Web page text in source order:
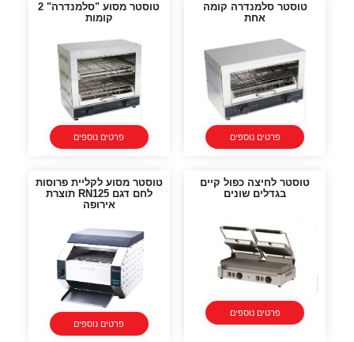
טוסטר סלמנדרה קומה
אחת
פרטים נוספים
טוסטר מסוע "סלמנדרה" 2
קומות
פרטים נוספים
טוסטר לחיצה כפול קיים
בגדלים שונים
פרטים נוספים
טוסטר מסוע לקליית פרוסות
לחם דגם RN125 תוצרת
אירופה
פרטים נוספים